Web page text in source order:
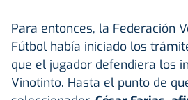
Para entonces, la Federación
Fútbol había iniciado los
que el jugador defendiera los
Vinotinto. Hasta el punto de